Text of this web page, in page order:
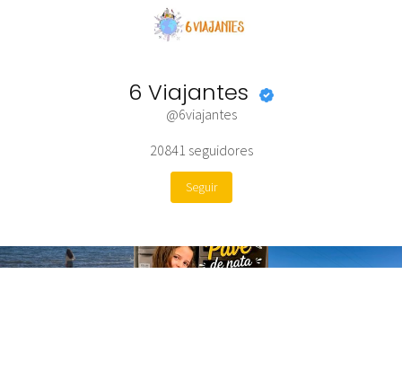
6 Viajantes
@6viajantes
20841 seguidores
Seguir